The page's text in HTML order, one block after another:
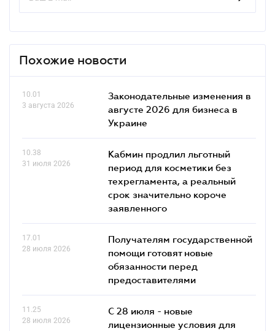
Похожие новости
10.01
3 августа 2026
Законодательные изменения в
августе 2026 для бизнеса в
Украине
10.38
31 июля 2026
Кабмин продлил льготный
период для косметики без
техрегламента, а реальный
срок значительно короче
заявленного
17.01
28 июля 2026
Получателям государственной
помощи готовят новые
обязанности перед
предоставителями
11.25
28 июля 2026
С 28 июля - новые
лицензионные условия для